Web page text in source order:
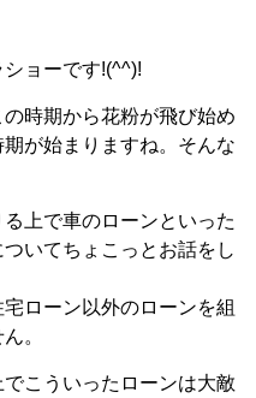
ョーです!(^^)!
時期から花粉が飛び始め
が始まりますね。そんな
上で車のローンといった
いてちょこっとお話をし
ローン以外のローンを組
。
こういったローンは大敵